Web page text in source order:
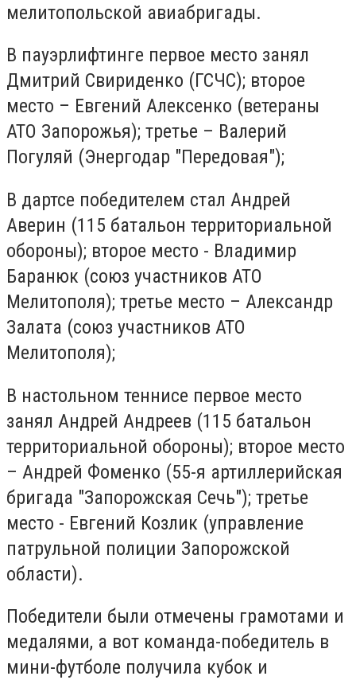
мелитопольской авиабригады.
В пауэрлифтинге первое место занял
Дмитрий Свириденко (ГСЧС); второе
место – Евгений Алексенко (ветераны
АТО Запорожья); третье – Валерий
Погуляй (Энергодар "Передовая");
В дартсе победителем стал Андрей
Аверин (115 батальон территориальной
обороны); второе место - Владимир
Баранюк (союз участников АТО
Мелитополя); третье место – Александр
Залата (союз участников АТО
Мелитополя);
В настольном теннисе первое место
занял Андрей Андреев (115 батальон
территориальной обороны); второе место
– Андрей Фоменко (55-я артиллерийская
бригада "Запорожская Сечь"); третье
место - Евгений Козлик (управление
патрульной полиции Запорожской
области).
Победители были отмечены грамотами и
медалями, а вот команда-победитель в
мини-футболе получила кубок и